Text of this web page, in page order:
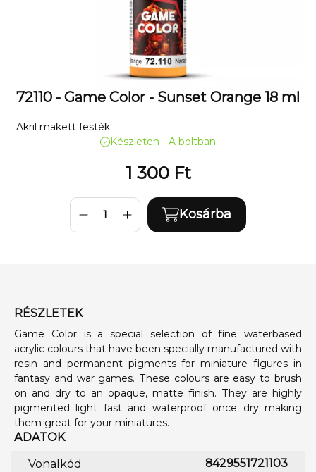
72110 - Game Color - Sunset Orange 18 ml
Akril makett festék.
Készleten - A boltban
1 300Ft
Kosárba
RÉSZLETEK
Game Color is a special selection of fine waterbased
acrylic colours that have been specially manufactured with
resin and permanent pigments for miniature figures in
fantasy and war games. These colours are easy to brush
on and dry to an opaque, matte finish. They are highly
pigmented light fast and waterproof once dry making
them great for your miniatures.
ADATOK
Vonalkód : 8429551721103